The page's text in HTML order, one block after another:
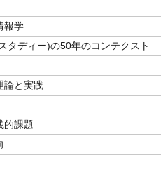
報学
タディー)の50年のコンテクスト
論と実践
的課題